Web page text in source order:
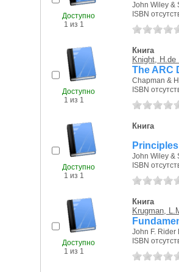
Доступно
1 из 1
John Wiley &
ISBN
Доступно
1 из 1
Книга
Knight, H.de
The ARC
Chapman &
ISBN
Доступно
1 из 1
Книга
John Wiley &
ISBN
Доступно
1 из 1
Книга
Krugman,
John F. Rider
ISBN